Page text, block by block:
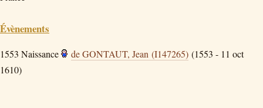
Évènements
1553 Naissance de GONTAUT, Jean (I147265) (1553 - 11 oct
1610)